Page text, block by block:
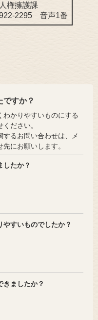
権擁護課
2295 音声1番
ですか？
かりやすいものにする
ださい。
るお問い合わせは、メ
にお願いします。
したか？
すいものでしたか？
きましたか？